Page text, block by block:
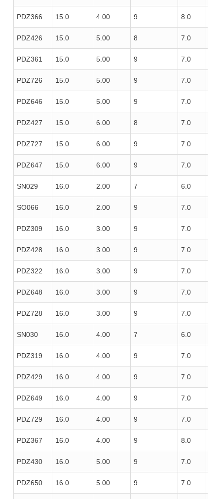
PDZ366 15.0 4.00 9 8.0
PDZ426 15.0 5.00 8 7.0
PDZ361 15.0 5.00 9 7.0
PDZ726 15.0 5.00 9 7.0
PDZ646 15.0 5.00 9 7.0
PDZ427 15.0 6.00 8 7.0
PDZ727 15.0 6.00 9 7.0
PDZ647 15.0 6.00 9 7.0
SN029 16.0 2.00 7 6.0
SO066 16.0 2.00 9 7.0
PDZ309 16.0 3.00 9 7.0
PDZ428 16.0 3.00 9 7.0
PDZ322 16.0 3.00 9 7.0
PDZ648 16.0 3.00 9 7.0
PDZ728 16.0 3.00 9 7.0
SN030 16.0 4.00 7 6.0
PDZ319 16.0 4.00 9 7.0
PDZ429 16.0 4.00 9 7.0
PDZ649 16.0 4.00 9 7.0
PDZ729 16.0 4.00 9 7.0
PDZ367 16.0 4.00 9 8.0
PDZ430 16.0 5.00 9 7.0
PDZ650 16.0 5.00 9 7.0